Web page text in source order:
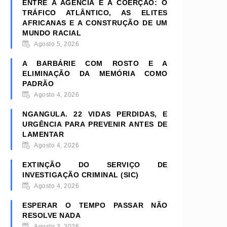
ENTRE A AGÊNCIA E A COERÇÃO: O
TRÁFICO ATLÂNTICO, AS ELITES
AFRICANAS E A CONSTRUÇÃO DE UM
MUNDO RACIAL
Agosto 5, 2026
A BARBÁRIE COM ROSTO E A
ELIMINAÇÃO DA MEMÓRIA COMO
PADRÃO
Agosto 4, 2026
NGANGULA. 22 VIDAS PERDIDAS, E
URGÊNCIA PARA PREVENIR ANTES DE
LAMENTAR
Agosto 4, 2026
EXTINÇÃO DO SERVIÇO DE
INVESTIGAÇÃO CRIMINAL (SIC)
Agosto 4, 2026
ESPERAR O TEMPO PASSAR NÃO
RESOLVE NADA